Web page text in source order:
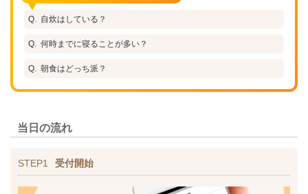
自炊はしている？
何時までに寝ることが多い？
朝食はどっち派？
当日の流れ
STEP1 受付開始